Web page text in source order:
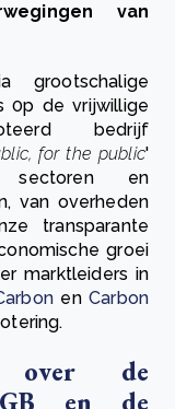
van
grootschalige
0p de vrijwillige
bedrijf
for the public'
en
van overheden
transparante
groei
marktleiders in
enCarbon
over de